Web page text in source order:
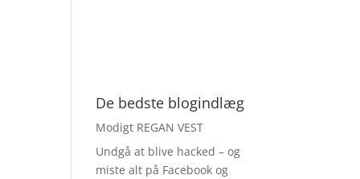
De bedste blogindlæg
Modigt REGAN VEST
Undgå at blive hacked – og
miste alt på Facebook og